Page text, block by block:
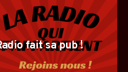
fait sa pub !